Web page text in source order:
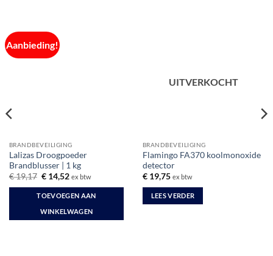
Aanbieding!
BRANDBEVEILIGING
Lalizas Droogpoeder
Brandblusser | 1 kg
€19,17 Oorspronkelijke
was:
€ 19,17.
€14,52Huidige
is:
€ 14,52.
ex btw
TOEVOEGEN AAN
WINKELWAGEN
UITVERKOCHT
BRANDBEVEILIGING
Flamingo FA370 koolmonoxide
detector
€19,75 ex btw
LEES VERDER